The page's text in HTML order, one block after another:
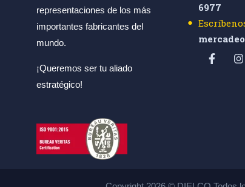
representaciones de los más
importantes fabricantes del
mundo.
¡Queremos ser tu aliado
estratégico!
6977